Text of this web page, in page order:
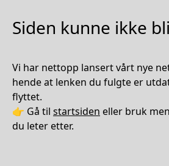
Siden kunne ikke
Vi har nettopp lansert vårt nye
hende at lenken du fulgte er
flyttet.
👉 Gå til startsiden eller bruk
du leter etter.